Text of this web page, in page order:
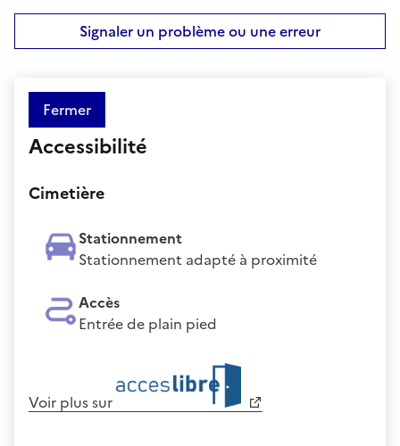
Signaler un problème ou une erreur
Fermer
Accessibilité
Cimetière
Stationnement
Stationnement adapté à proximité
Accès
Entrée de plain pied
Voir plus sur